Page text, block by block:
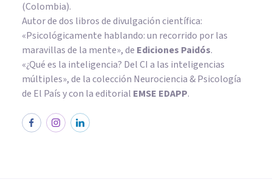
(Colombia).
Autor de dos libros de divulgación científica:
«Psicológicamente hablando: un recorrido por las
maravillas de la mente», de Ediciones Paidós.
«¿Qué es la inteligencia? Del CI a las inteligencias
múltiples», de la colección Neurociencia & Psicología
de El País y con la editorial EMSE EDAPP.